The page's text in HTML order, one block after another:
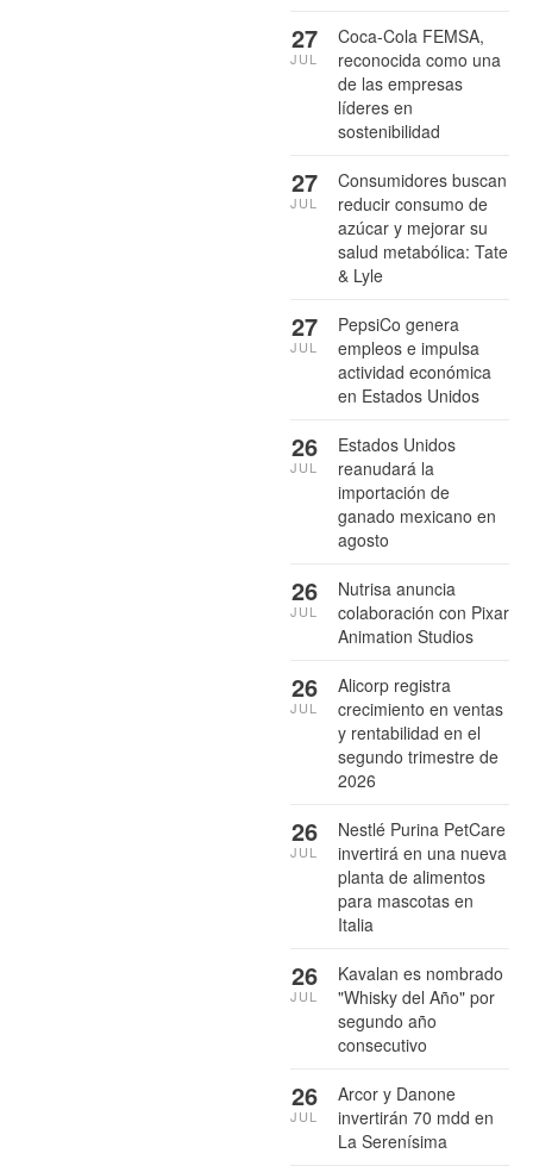
Coca-Cola FEMSA,
reconocida como una
de las empresas
líderes en
sostenibilidad
27
JUL
Consumidores buscan
reducir consumo de
azúcar y mejorar su
salud metabólica: Tate
& Lyle
27
JUL
PepsiCo genera
empleos e impulsa
actividad económica
en Estados Unidos
27
JUL
Estados Unidos
reanudará la
importación de
ganado mexicano en
agosto
26
JUL
Nutrisa anuncia
colaboración con Pixar
Animation Studios
26
JUL
Alicorp registra
crecimiento en ventas
y rentabilidad en el
segundo trimestre de
2026
26
JUL
Nestlé Purina PetCare
invertirá en una nueva
planta de alimentos
para mascotas en
Italia
26
JUL
Kavalan es nombrado
"Whisky del Año" por
segundo año
consecutivo
26
JUL
Arcor y Danone
invertirán 70 mdd en
La Serenísima
26
JUL